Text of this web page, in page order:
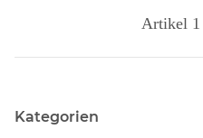
Artikel
Kategorien